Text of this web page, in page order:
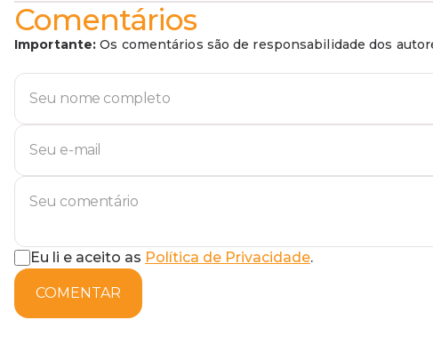
Comentários
Importante: Os comentários são de responsabilidade dos
Eu li e aceito as Política de Privacidade.
COMENTAR